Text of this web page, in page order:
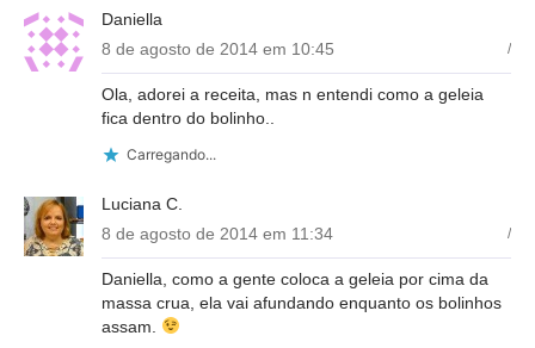
Daniella
8 de agosto de 2014 em 10:45
/
Ola, adorei a receita, mas n entendi como a geleia
fica dentro do bolinho..
Carregando...
Luciana C.
8 de agosto de 2014 em 11:34
/
Daniella, como a gente coloca a geleia por cima da
massa crua, ela vai afundando enquanto os bolinhos
assam.